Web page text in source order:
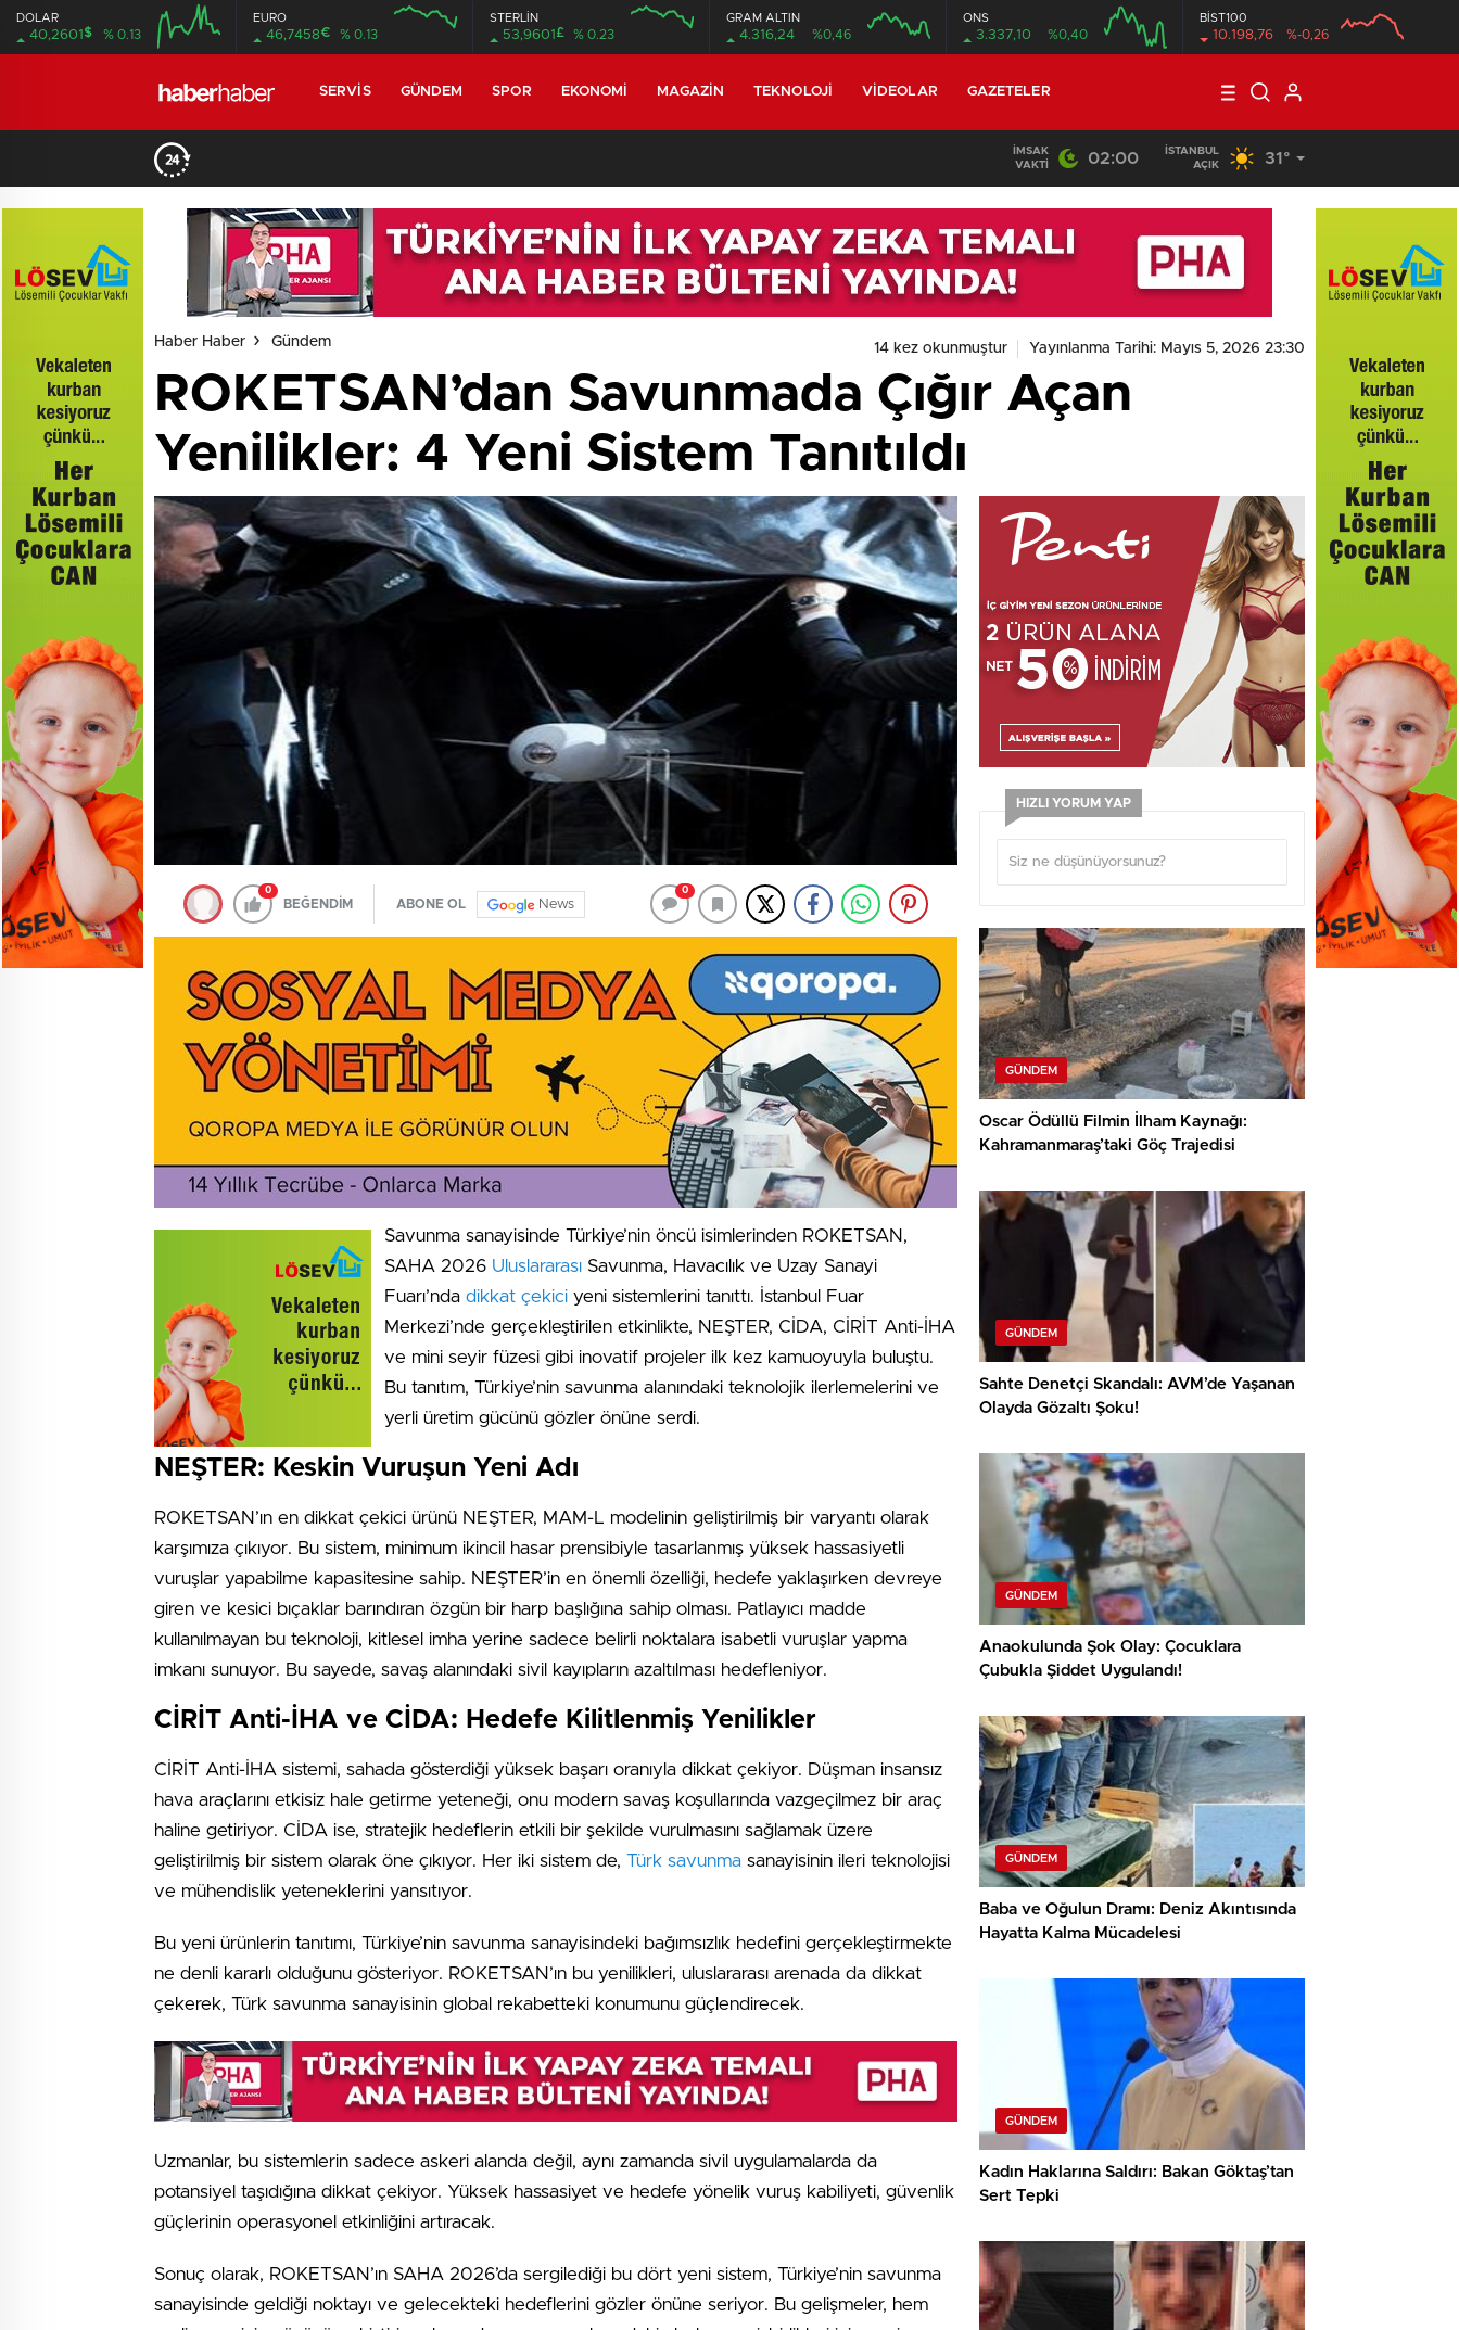
DOLAR
40,2601 $ % 0.13
EURO
46,7458€ % 0.13
STERLİN
53,9601 £ % 0.23
GRAM ALTIN
4.316,24 %0,46
ONS
3.337,10 %0,40
BİST100
10.198,76 %-0,26
SERVIS GÜNDEM SPOR EKONOMI MAGAZIN TEKNOLOJI VIDEOLAR GAZETELER
İMSAK
VAKTI
02:00
İSTANBUL
AÇIK
31°
Haber Haber Gündem 14 kez okunmuştur Yayınlanma Tarihi: Mayıs 5, 2026 23:30
ROKETSAN’dan Savunmada Çığır Açan
Yenilikler: 4 Yeni Sistem Tanıtıldı
0
BEĞENDİM ABONE OL News
0
Savunma sanayisinde Türkiye’nin öncü isimlerinden ROKETSAN,
SAHA 2026 Uluslararası Savunma, Havacılık ve Uzay Sanayi
Fuarı’nda dikkat çekici yeni sistemlerini tanıttı. İstanbul Fuar
Merkezi’nde gerçekleştirilen etkinlikte, NEŞTER, CİDA, CİRİT Anti-İHA
ve mini seyir füzesi gibi inovatif projeler ilk kez kamuoyuyla buluştu.
Bu tanıtım, Türkiye’nin savunma alanındaki teknolojik ilerlemelerini ve
yerli üretim gücünü gözler önüne serdi.
NEŞTER: Keskin Vuruşun Yeni Adı
ROKETSAN’ın en dikkat çekici ürünü NEŞTER, MAM-L modelinin geliştirilmiş bir varyantı olarak
karşımıza çıkıyor. Bu sistem, minimum ikincil hasar prensibiyle tasarlanmış yüksek hassasiyetli
vuruşlar yapabilme kapasitesine sahip. NEŞTER’in en önemli özelliği, hedefe yaklaşırken devreye
giren ve kesici bıçaklar barındıran özgün bir harp başlığına sahip olması. Patlayıcı madde
kullanılmayan bu teknoloji, kitlesel imha yerine sadece belirli noktalara isabetli vuruşlar yapma
imkanı sunuyor. Bu sayede, savaş alanındaki sivil kayıpların azaltılması hedefleniyor.
CİRİT Anti-İHA ve CİDA: Hedefe Kilitlenmiş Yenilikler
CİRİT Anti-İHA sistemi, sahada gösterdiği yüksek başarı oranıyla dikkat çekiyor. Düşman insansız
hava araçlarını etkisiz hale getirme yeteneği, onu modern savaş koşullarında vazgeçilmez bir araç
haline getiriyor. CİDA ise, stratejik hedeflerin etkili bir şekilde vurulmasını sağlamak üzere
geliştirilmiş bir sistem olarak öne çıkıyor. Her iki sistem de, Türk savunma sanayisinin ileri teknolojisi
ve mühendislik yeteneklerini yansıtıyor.
Bu yeni ürünlerin tanıtımı, Türkiye’nin savunma sanayisindeki bağımsızlık hedefini gerçekleştirmekte
ne denli kararlı olduğunu gösteriyor. ROKETSAN’ın bu yenilikleri, uluslararası arenada da dikkat
çekerek, Türk savunma sanayisinin global rekabetteki konumunu güçlendirecek.
Uzmanlar, bu sistemlerin sadece askeri alanda değil, aynı zamanda sivil uygulamalarda da
potansiyel taşıdığına dikkat çekiyor. Yüksek hassasiyet ve hedefe yönelik vuruş kabiliyeti, güvenlik
güçlerinin operasyonel etkinliğini artıracak.
Sonuç olarak, ROKETSAN’ın SAHA 2026’da sergilediği bu dört yeni sistem, Türkiye’nin savunma
sanayisinde geldiği noktayı ve gelecekteki hedeflerini gözler önüne seriyor. Bu gelişmeler, hem
HIZLI YORUM YAP
GÜNDEM
Oscar Ödüllü Filmin İlham Kaynağı:
Kahramanmaraş’taki Göç Trajedisi
GÜNDEM
Sahte Denetçi Skandalı: AVM’de Yaşanan
Olayda Gözaltı Şoku!
GÜNDEM
Anaokulunda Şok Olay: Çocuklara
Çubukla Şiddet Uygulandı!
GÜNDEM
Baba ve Oğulun Dramı: Deniz Akıntısında
Hayatta Kalma Mücadelesi
GÜNDEM
Kadın Haklarına Saldırı: Bakan Göktaş’tan
Sert Tepki